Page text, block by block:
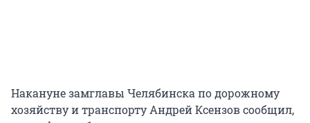
Накануне замглавы Челябинска по дорожному
хозяйству и транспорту Андрей Ксензов сообщил,